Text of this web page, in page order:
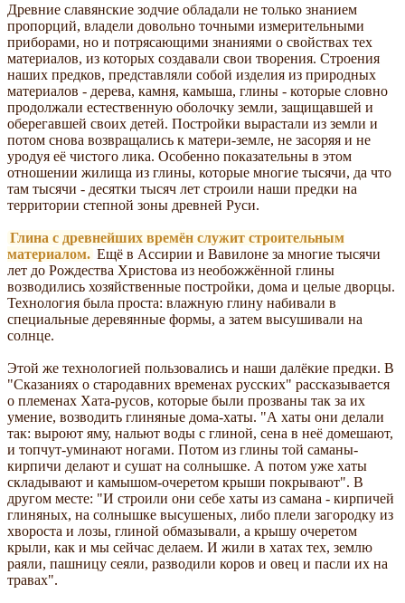
Древние славянские зодчие обладали не только знанием
пропорций, владели довольно точными измерительными
приборами, но и потрясающими знаниями о свойствах тех
материалов, из которых создавали свои творения. Строения
наших предков, представляли собой изделия из природных
материалов - дерева, камня, камыша, глины - которые словно
продолжали естественную оболочку земли, защищавшей и
оберегавшей своих детей. Постройки вырастали из земли и
потом снова возвращались к матери-земле, не засоряя и не
уродуя её чистого лика. Особенно показательны в этом
отношении жилища из глины, которые многие тысячи, да что
там тысячи - десятки тысяч лет строили наши предки на
территории степной зоны древней Руси.
Глина с древнейших времён служит строительным
материалом. Ещё в Ассирии и Вавилоне за многие тысячи
лет до Рождества Христова из необожжённой глины
возводились хозяйственные постройки, дома и целые дворцы.
Технология была проста: влажную глину набивали в
специальные деревянные формы, а затем высушивали на
солнце.
Этой же технологией пользовались и наши далёкие предки. В
"Сказаниях о стародавних временах русских" рассказывается
о племенах Хата-русов, которые были прозваны так за их
умение, возводить глиняные дома-хаты. "А хаты они делали
так: выроют яму, нальют воды с глиной, сена в неё домешают,
и топчут-уминают ногами. Потом из глины той саманы-
кирпичи делают и сушат на солнышке. А потом уже хаты
складывают и камышом-очеретом крыши покрывают". В
другом месте: "И строили они себе хаты из самана - кирпичей
глиняных, на солнышке высушеных, либо плели загородку из
хвороста и лозы, глиной обмазывали, а крышу очеретом
крыли, как и мы сейчас делаем. И жили в хатах тех, землю
раяли, пашницу сеяли, разводили коров и овец и пасли их на
травах".